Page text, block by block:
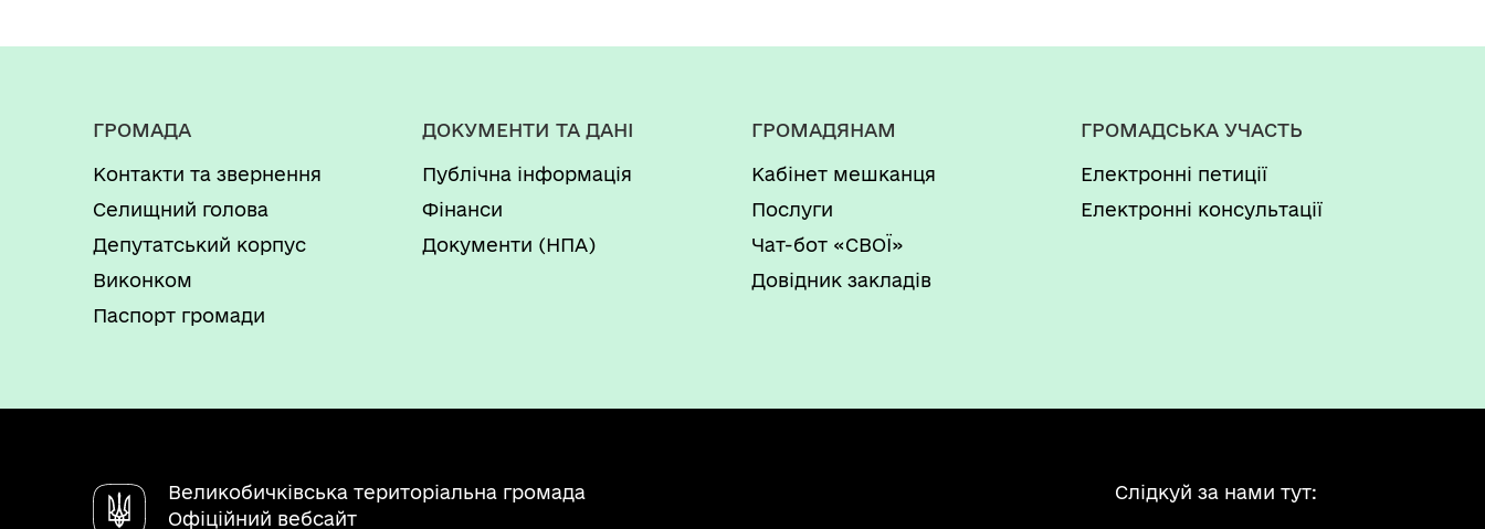
ГРОМАДА
Контакти та звернення
Селищний голова
Депутатський корпус
Виконком
Паспорт громади
ДОКУМЕНТИ ТА ДАНІ
Публічна інформація
Фінанси
Документи (НПА)
ГРОМАДЯНАМ
Кабінет мешканця
Послуги
Чат-бот «СВОЇ»
Довідник закладів
ГРОМАДСЬКА УЧАСТЬ
Електронні петиції
Електронні консультації
Великобичківська територіальна громада
Офіційний вебсайт
Слідкуй за нами тут: